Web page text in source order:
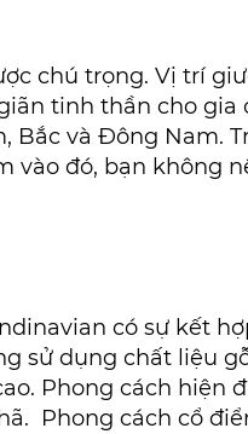
chú trọng. Vị trí
tinh thần cho gia
Bắc và Đông Nam.
vào đó, bạn không
có sự kết
sử dụng chất liệu
Phong cách hiện
Phong cách cổ